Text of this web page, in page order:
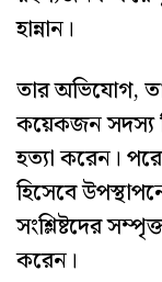
হান্নান।
তার অভিযোগ, তার
কয়েকজন সদস্য
হত্যা করেন।
হিসেবে
সংশ্লিষ্টদের
করেন।